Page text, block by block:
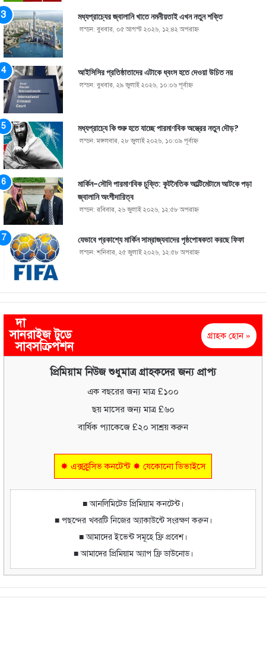
মধ্যপ্রাচ্যের জ্বালানি খাতে নমনীয়তাই এখন নতুন শক্তি
লন্ডন: বুধবার, ০৫ আগস্ট ২০২৬, ১২:৪২ অপরাহ্ণ
আইসিসির প্রতিষ্ঠাতাদের এটাকে ধ্বংস হতে দেওয়া উচিত নয়
লন্ডন: বুধবার, ২৯ জুলাই ২০২৬, ১০:০৬ পূর্বাহ্ণ
মধ্যপ্রাচ্যে কি শুরু হতে যাচ্ছে পারমাণবিক অস্ত্রের নতুন দৌড়?
লন্ডন: মঙ্গলবার, ২৮ জুলাই ২০২৬, ১০:০৯ পূর্বাহ্ণ
মার্কিন-সৌদি পারমাণবিক চুক্তি: কূটনৈতিক আল্টিমেটামে আটকে পড়া
জ্বালানি অংশীদারিত্ব
লন্ডন: রবিবার, ২৬ জুলাই ২০২৬, ১২:৫৮ অপরাহ্ণ
যেভাবে প্রকাশ্যে মার্কিন সাম্রাজ্যবাদের পৃষ্ঠপোষকতা করছে ফিফা
লন্ডন: শনিবার, ২৫ জুলাই ২০২৬, ১২:৫৮ অপরাহ্ণ
দা
সানরাইজ টুডে
সাবসক্রিপশন
গ্রাহক হোন »
প্রিমিয়াম নিউজ শুধুমাত্র গ্রাহকদের জন্য প্রাপ্য
এক বছরের জন্য মাত্র £১০০
ছয় মাসের জন্য মাত্র £৬০
বার্ষিক প্যাকেজে £২০ সাশ্রয় করুন
✸ এক্সক্লুসিভ কনটেন্ট ✸ যেকোনো ডিভাইসে
■ আনলিমিটেড প্রিমিয়াম কনটেন্ট।
■ পছন্দের খবরটি নিজের অ্যাকাউন্টে সংরক্ষণ করুন।
■ আমাদের ইভেন্ট সমূহে ফ্রি প্রবেশ।
■ আমাদের প্রিমিয়াম অ্যাপ ফ্রি ডাউনোড।